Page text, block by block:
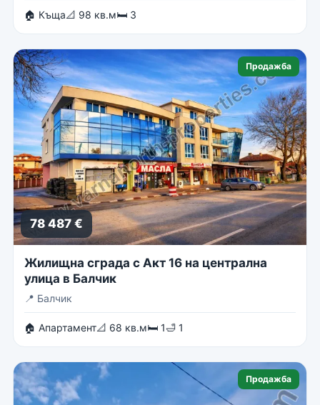
🏠 Къща📐 98 кв.м🛏 3
Продажба
78 487 €
Жилищна сграда с Акт 16 на централна
улица в Балчик
📍 Балчик
🏠 Апартамент📐 68 кв.м🛏 1🛁 1
Продажба